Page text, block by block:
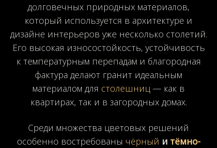
Лабрадорит
Розовый
Коричневый Желтый
долговечных природных материалов,
который используется в архитектуре и
дизайне интерьеров уже несколько столетий.
Его высокая износостойкость, устойчивость
к температурным перепадам и благородная
фактура делают гранит идеальным
материалом для столешниц — как в
квартирах, так и в загородных домах.
Среди множества цветовых решений
особенно востребованы чёрный и тёмно-